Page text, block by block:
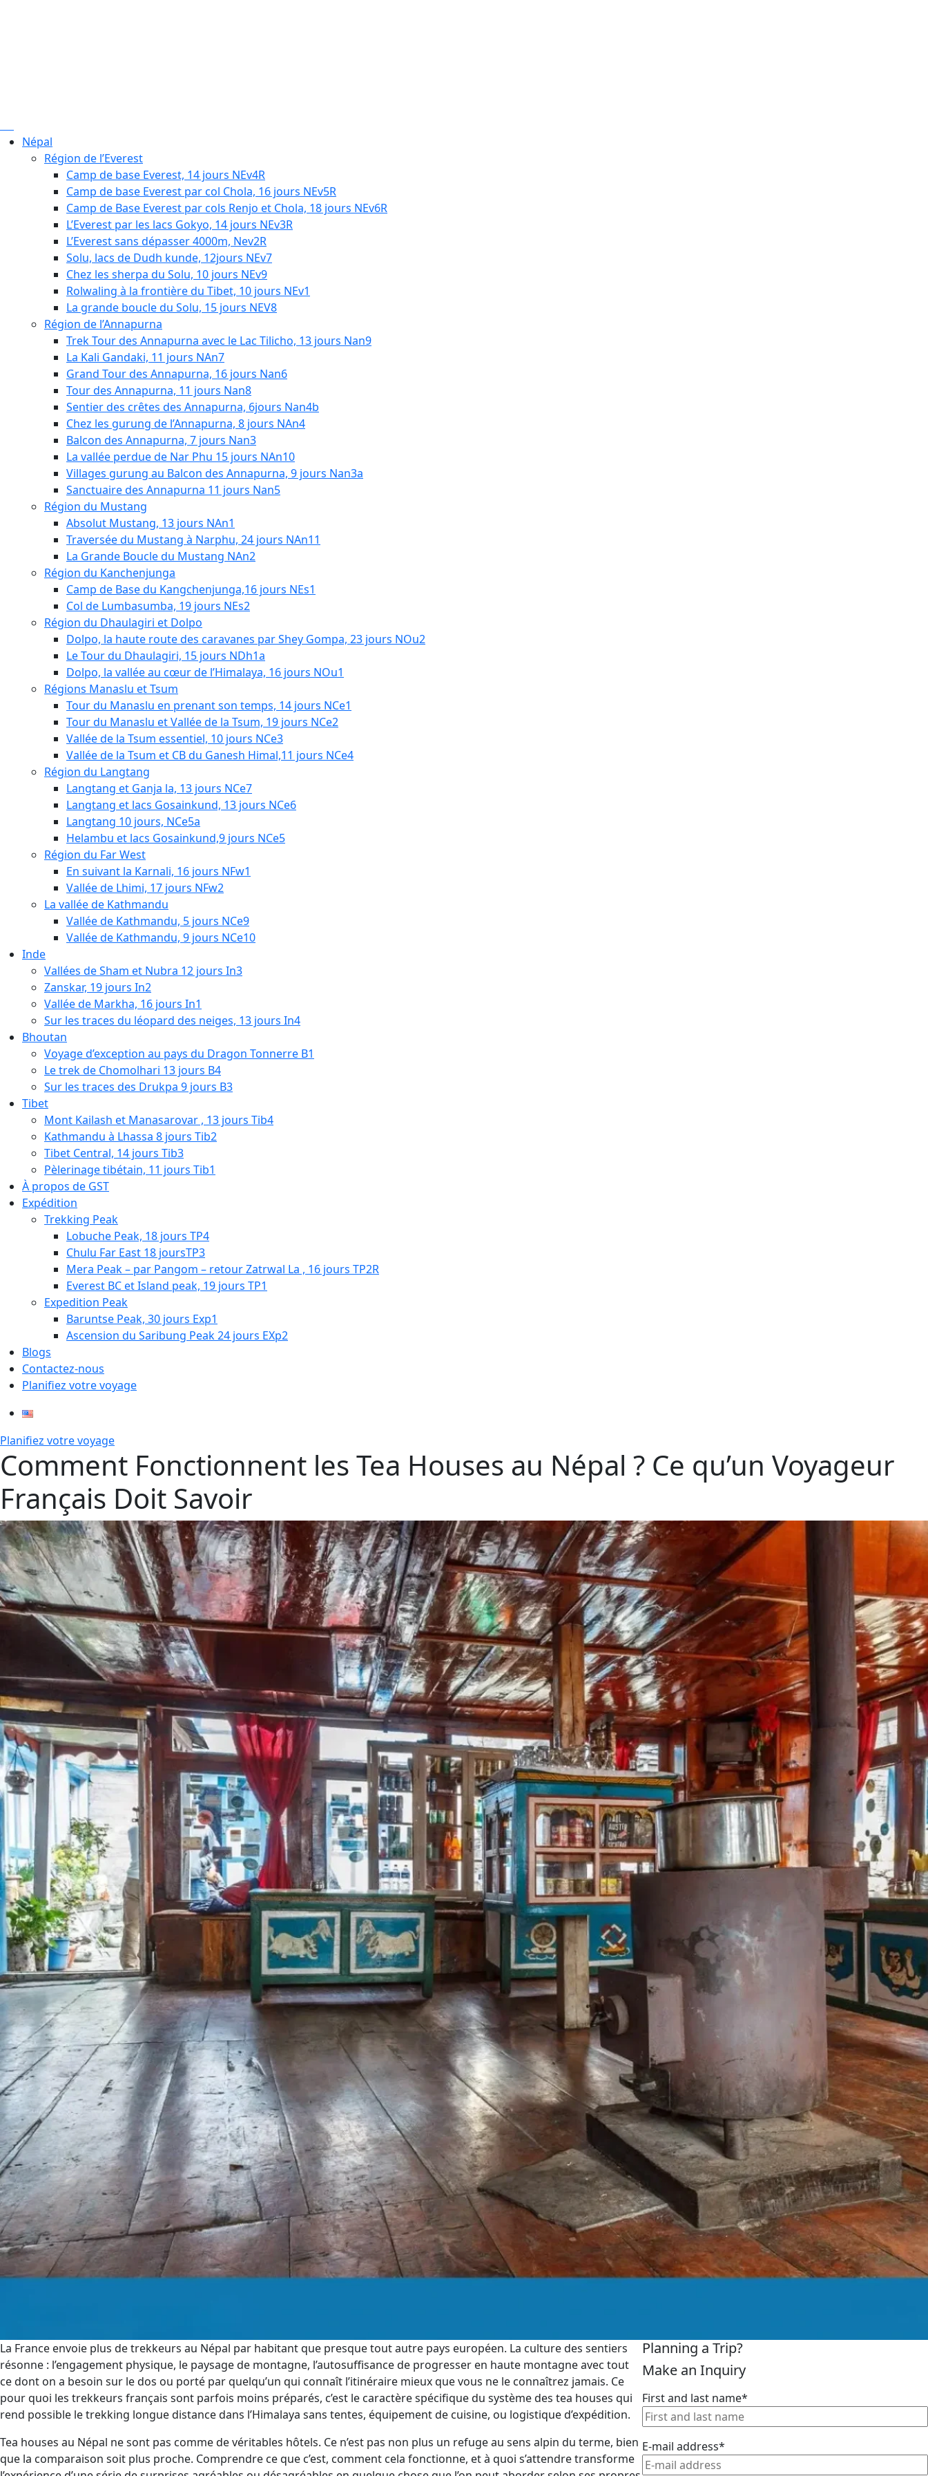
Népal
Région de l’Everest
Camp de base Everest, 14 jours NEv4R
Camp de base Everest par col Chola, 16 jours NEv5R
Camp de Base Everest par cols Renjo et Chola, 18 jours NEv6R
L’Everest par les lacs Gokyo, 14 jours NEv3R
L’Everest sans dépasser 4000m, Nev2R
Solu, lacs de Dudh kunde, 12jours NEv7
Chez les sherpa du Solu, 10 jours NEv9
Rolwaling à la frontière du Tibet, 10 jours NEv1
La grande boucle du Solu, 15 jours NEV8
Région de l’Annapurna
Trek Tour des Annapurna avec le Lac Tilicho, 13 jours Nan9
La Kali Gandaki, 11 jours NAn7
Grand Tour des Annapurna, 16 jours Nan6
Tour des Annapurna, 11 jours Nan8
Sentier des crêtes des Annapurna, 6jours Nan4b
Chez les gurung de l’Annapurna, 8 jours NAn4
Balcon des Annapurna, 7 jours Nan3
La vallée perdue de Nar Phu 15 jours NAn10
Villages gurung au Balcon des Annapurna, 9 jours Nan3a
Sanctuaire des Annapurna 11 jours Nan5
Région du Mustang
Absolut Mustang, 13 jours NAn1
Traversée du Mustang à Narphu, 24 jours NAn11
La Grande Boucle du Mustang NAn2
Région du Kanchenjunga
Camp de Base du Kangchenjunga,16 jours NEs1
Col de Lumbasumba, 19 jours NEs2
Région du Dhaulagiri et Dolpo
Dolpo, la haute route des caravanes par Shey Gompa, 23 jours NOu2
Le Tour du Dhaulagiri, 15 jours NDh1a
Dolpo, la vallée au cœur de l’Himalaya, 16 jours NOu1
Régions Manaslu et Tsum
Tour du Manaslu en prenant son temps, 14 jours NCe1
Tour du Manaslu et Vallée de la Tsum, 19 jours NCe2
Vallée de la Tsum essentiel, 10 jours NCe3
Vallée de la Tsum et CB du Ganesh Himal,11 jours NCe4
Région du Langtang
Langtang et Ganja la, 13 jours NCe7
Langtang et lacs Gosainkund, 13 jours NCe6
Langtang 10 jours, NCe5a
Helambu et lacs Gosainkund,9 jours NCe5
Région du Far West
En suivant la Karnali, 16 jours NFw1
Vallée de Lhimi, 17 jours NFw2
La vallée de Kathmandu
Vallée de Kathmandu, 5 jours NCe9
Vallée de Kathmandu, 9 jours NCe10
Inde
Vallées de Sham et Nubra 12 jours In3
Zanskar, 19 jours In2
Vallée de Markha, 16 jours In1
Sur les traces du léopard des neiges, 13 jours In4
Bhoutan
Voyage d’exception au pays du Dragon Tonnerre B1
Le trek de Chomolhari 13 jours B4
Sur les traces des Drukpa 9 jours B3
Tibet
Mont Kailash et Manasarovar , 13 jours Tib4
Kathmandu à Lhassa 8 jours Tib2
Tibet Central, 14 jours Tib3
Pèlerinage tibétain, 11 jours Tib1
À propos de GST
Expédition
Trekking Peak
Lobuche Peak, 18 jours TP4
Chulu Far East 18 joursTP3
Mera Peak – par Pangom – retour Zatrwal La , 16 jours TP2R
Everest BC et Island peak, 19 jours TP1
Expedition Peak
Baruntse Peak, 30 jours Exp1
Ascension du Saribung Peak 24 jours EXp2
Blogs
Contactez-nous
Planifiez votre voyage
Planifiez votre voyage
Comment Fonctionnent les Tea Houses au Népal ? Ce qu’un Voyageur
Français Doit Savoir
La France envoie plus de trekkeurs au Népal par habitant que presque tout autre pays européen. La culture des sentiers
résonne : l’engagement physique, le paysage de montagne, l’autosuffisance de progresser en haute montagne avec tout
ce dont on a besoin sur le dos ou porté par quelqu’un qui connaît l’itinéraire mieux que vous ne le connaîtrez jamais. Ce
pour quoi les trekkeurs français sont parfois moins préparés, c’est le caractère spécifique du système des tea houses qui
rend possible le trekking longue distance dans l’Himalaya sans tentes, équipement de cuisine, ou logistique d’expédition.
Tea houses au Népal ne sont pas comme de véritables hôtels. Ce n’est pas non plus un refuge au sens alpin du terme, bien
que la comparaison soit plus proche. Comprendre ce que c’est, comment cela fonctionne, et à quoi s’attendre transforme
Planning a Trip?
Make an Inquiry
First and last name*
E-mail address*